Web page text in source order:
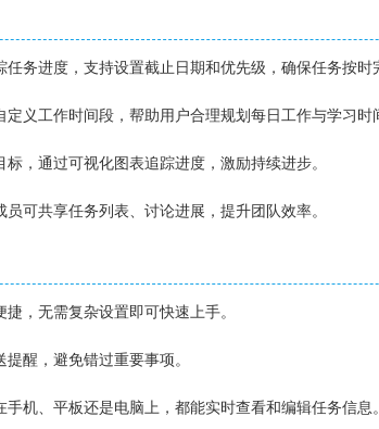
务进度，支持设置截止日期和优先级，确保任务按时
义工作时间段，帮助用户合理规划每日工作与学习时
，通过可视化图表追踪进度，激励持续进步。
可共享任务列表、讨论进展，提升团队效率。
，无需复杂设置即可快速上手。
醒，避免错过重要事项。
机、平板还是电脑上，都能实时查看和编辑任务信息。